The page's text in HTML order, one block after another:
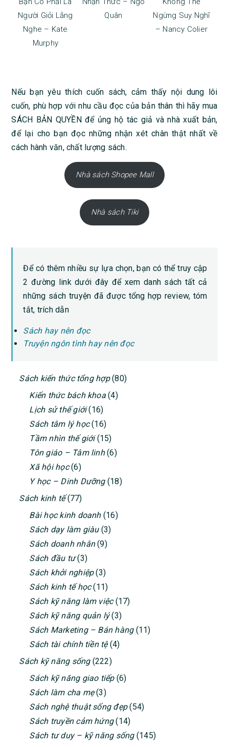
Người Giỏi Lắng
Nghe – Kate
Murphy
Quân
Ngừng Suy Nghĩ
– Nancy Colier
Nếu bạn yêu thích cuốn sách, cảm thấy nội dung lôi
cuốn, phù hợp với nhu cầu đọc của bản thân thì hãy mua
SÁCH BẢN QUYỀN để ủng hộ tác giả và nhà xuất bản,
để lại cho bạn đọc những nhận xét chân thật nhất về
cách hành văn, chất lượng sách.
Nhà sách Shopee Mall
Nhà sách Tiki
Để có thêm nhiều sự lựa chọn, bạn có thể truy cập
2 đường link dưới đây để xem danh sách tất cả
những sách truyện đã được tổng hợp review, tóm
tắt, trích dẫn
Sách hay nên đọc
Truyện ngôn tình hay nên đọc
PRIMARY
SIDEBAR
Sách kiến thức tổng hợp(80)
Kiến thức bách khoa(4)
Lịch sử thế giới(16)
Sách tâm lý học(16)
Tầm nhìn thế giới(15)
Tôn giáo – Tâm linh(6)
Xã hội học(6)
Y học – Dinh Dưỡng(18)
Sách kinh tế(77)
Bài học kinh doanh(16)
Sách dạy làm giàu(3)
Sách doanh nhân(9)
Sách đầu tư(3)
Sách khởi nghiệp(3)
Sách kinh tế học(11)
Sách kỹ năng làm việc(17)
Sách kỹ năng quản lý(3)
Sách Marketing – Bán hàng(11)
Sách tài chính tiền tệ(4)
Sách kỹ năng sống(222)
Sách kỹ năng giao tiếp(6)
Sách làm cha mẹ(3)
Sách nghệ thuật sống đẹp(54)
Sách truyền cảm hứng(14)
Sách tư duy – kỹ năng sống(145)